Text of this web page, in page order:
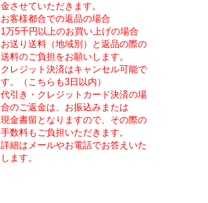
金させていただきます。
お客様都合での返品の場合
1万5千円以上のお買い上げの場合
お送り送料（地域別）と返品の際の
送料のご負担をお願いします。
クレジット決済はキャンセル可能で
す。（こちらも3日以内）
代引き・クレジットカード決済の場
合のご返金は、お振込みまたは
現金書留となりますので、 その際の
手数料もご負担いただきます。
詳細はメールやお電話でお答えいた
します。